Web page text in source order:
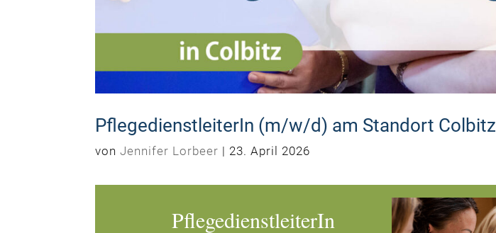
PflegedienstleiterIn (m/w/d) am Standort Colbitz
vonJennifer Lorbeer | 23. April 2026
PflegedienstleiterIn